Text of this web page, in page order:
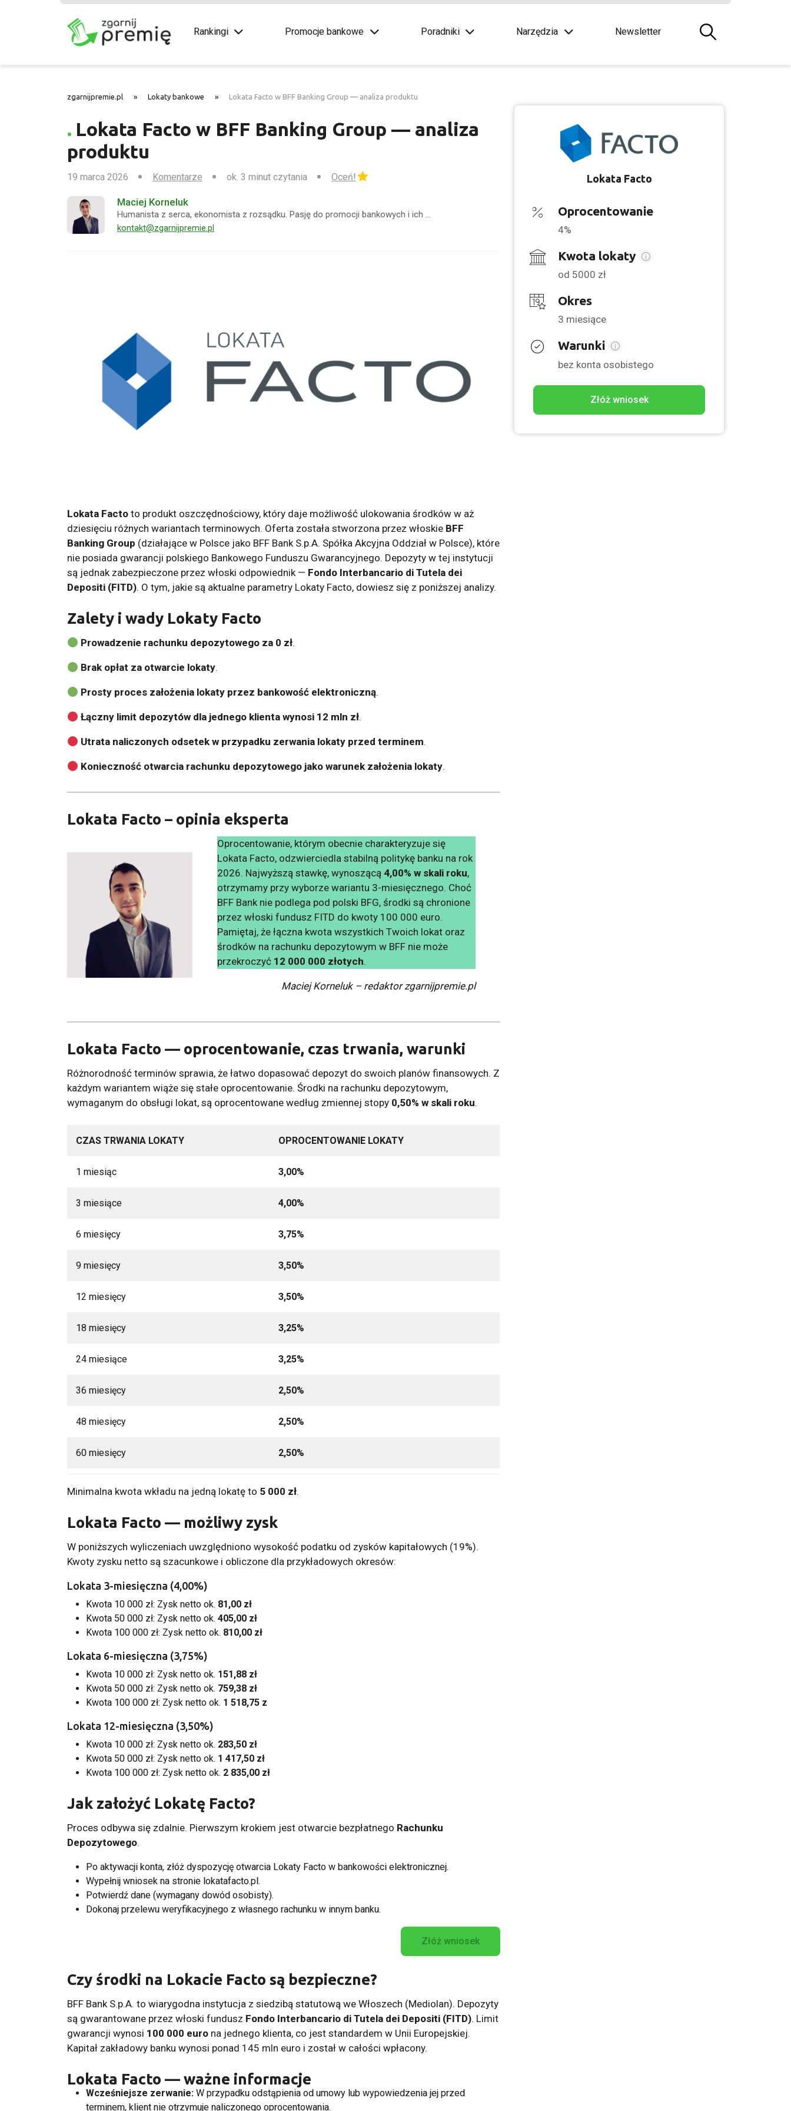
Rankingi Promocje bankowe Poradniki Narzędzia Newsletter
zgarnijpremie.pl » Lokaty bankowe » Lokata Facto w BFF Banking Group — analiza produktu
Lokata Facto w BFF Banking Group — analiza
produktu
19 marca 2026 Komentarze ok. 3 minut czytania Oceń!
Maciej Korneluk
Humanista z serca, ekonomista z rozsądku. Pasję do promocji bankowych i ich …
kontakt@zgarnijpremie.pl
Lokata Facto to produkt oszczędnościowy, który daje możliwość ulokowania środków w aż
dziesięciu różnych wariantach terminowych. Oferta została stworzona przez włoskie BFF
Banking Group (działające w Polsce jako BFF Bank S.p.A. Spółka Akcyjna Oddział w Polsce), które
nie posiada gwarancji polskiego Bankowego Funduszu Gwarancyjnego. Depozyty w tej instytucji
są jednak zabezpieczone przez włoski odpowiednik — Fondo Interbancario di Tutela dei
Depositi (FITD). O tym, jakie są aktualne parametry Lokaty Facto, dowiesz się z poniższej analizy.
Zalety i wady Lokaty Facto
Prowadzenie rachunku depozytowego za 0 zł.
Brak opłat za otwarcie lokaty.
Prosty proces założenia lokaty przez bankowość elektroniczną.
Łączny limit depozytów dla jednego klienta wynosi 12 mln zł.
Utrata naliczonych odsetek w przypadku zerwania lokaty przed terminem.
Konieczność otwarcia rachunku depozytowego jako warunek założenia lokaty.
Lokata Facto – opinia eksperta
Oprocentowanie, którym obecnie charakteryzuje się
Lokata Facto, odzwierciedla stabilną politykę banku na rok
2026. Najwyższą stawkę, wynoszącą 4,00% w skali roku,
otrzymamy przy wyborze wariantu 3-miesięcznego. Choć
BFF Bank nie podlega pod polski BFG, środki są chronione
przez włoski fundusz FITD do kwoty 100 000 euro.
Pamiętaj, że łączna kwota wszystkich Twoich lokat oraz
środków na rachunku depozytowym w BFF nie może
przekroczyć 12 000 000 złotych.
Maciej Korneluk – redaktor zgarnijpremie.pl
Lokata Facto — oprocentowanie, czas trwania, warunki
Różnorodność terminów sprawia, że łatwo dopasować depozyt do swoich planów finansowych. Z
każdym wariantem wiąże się stałe oprocentowanie. Środki na rachunku depozytowym,
wymaganym do obsługi lokat, są oprocentowane według zmiennej stopy 0,50% w skali roku.
CZAS TRWANIA LOKATY OPROCENTOWANIE LOKATY
1 miesiąc 3,00%
3 miesiące 4,00%
6 miesięcy 3,75%
9 miesięcy 3,50%
12 miesięcy 3,50%
18 miesięcy 3,25%
24 miesiące 3,25%
36 miesięcy 2,50%
48 miesięcy 2,50%
60 miesięcy 2,50%
Minimalna kwota wkładu na jedną lokatę to 5 000 zł.
Lokata Facto — możliwy zysk
W poniższych wyliczeniach uwzględniono wysokość podatku od zysków kapitałowych (19%).
Kwoty zysku netto są szacunkowe i obliczone dla przykładowych okresów:
Lokata 3-miesięczna (4,00%)
Kwota 10 000 zł: Zysk netto ok. 81,00 zł
Kwota 50 000 zł: Zysk netto ok. 405,00 zł
Kwota 100 000 zł: Zysk netto ok. 810,00 zł
Lokata 6-miesięczna (3,75%)
Kwota 10 000 zł: Zysk netto ok. 151,88 zł
Kwota 50 000 zł: Zysk netto ok. 759,38 zł
Kwota 100 000 zł: Zysk netto ok. 1 518,75 z
Lokata 12-miesięczna (3,50%)
Kwota 10 000 zł: Zysk netto ok. 283,50 zł
Kwota 50 000 zł: Zysk netto ok. 1 417,50 zł
Kwota 100 000 zł: Zysk netto ok. 2 835,00 zł
Jak założyć Lokatę Facto?
Proces odbywa się zdalnie. Pierwszym krokiem jest otwarcie bezpłatnego Rachunku
Depozytowego.
Po aktywacji konta, złóż dyspozycję otwarcia Lokaty Facto w bankowości elektronicznej.
Wypełnij wniosek na stronie lokatafacto.pl.
Potwierdź dane (wymagany dowód osobisty).
Dokonaj przelewu weryfikacyjnego z własnego rachunku w innym banku.
Złóż wniosek
Czy środki na Lokacie Facto są bezpieczne?
BFF Bank S.p.A. to wiarygodna instytucja z siedzibą statutową we Włoszech (Mediolan). Depozyty
są gwarantowane przez włoski fundusz Fondo Interbancario di Tutela dei Depositi (FITD). Limit
gwarancji wynosi 100 000 euro na jednego klienta, co jest standardem w Unii Europejskiej.
Kapitał zakładowy banku wynosi ponad 145 mln euro i został w całości wpłacony.
Lokata Facto — ważne informacje
Wcześniejsze zerwanie: W przypadku odstąpienia od umowy lub wypowiedzenia jej przed
terminem, klient nie otrzymuje naliczonego oprocentowania.
Lokata Facto
Oprocentowanie
4%
Kwota lokaty
od 5000 zł
Okres
3 miesiące
Warunki
bez konta osobistego
Złóż wniosek